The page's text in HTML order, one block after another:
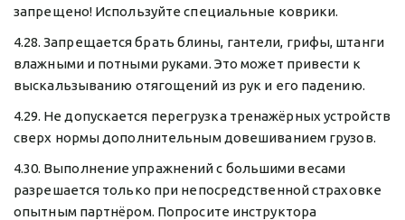
запрещено! Используйте специальные коврики.
4.28. Запрещается брать блины, гантели, грифы, штанги
влажными и потными руками. Это может привести к
выскальзыванию отягощений из рук и его падению.
4.29. Не допускается перегрузка тренажёрных устройств
сверх нормы дополнительным довешиванием грузов.
4.30. Выполнение упражнений с большими весами
разрешается только при непосредственной страховке
опытным партнёром. Попросите инструктора